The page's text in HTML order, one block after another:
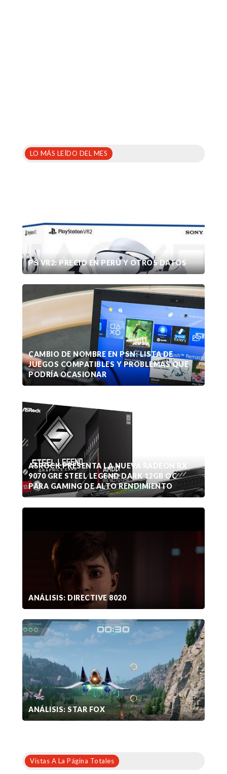
LO MÁS LEÍDO DEL MES
PS VR2: PRECIO EN PERÚ Y OTROS DATOS
CAMBIO DE NOMBRE EN PSN: LISTA DE
JUEGOS COMPATIBLES Y PROBLEMAS QUE
PODRÍA OCASIONAR
ASROCK PRESENTA LA NUEVA RADEON RX
9070 GRE STEEL LEGEND DARK 12GB OC
PARA GAMING DE ALTO RENDIMIENTO
ANÁLISIS: DIRECTIVE 8020
ANÁLISIS: STAR FOX
Vistas A La Página Totales